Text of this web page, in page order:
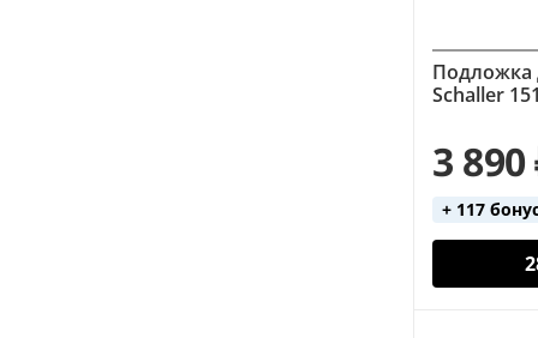
Подложка
Schaller
3 890
+ 117